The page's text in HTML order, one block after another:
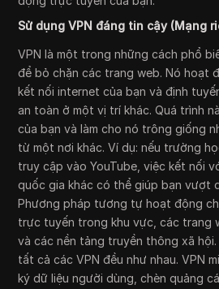
Sử dụng VPN đáng tin cậy (Mạng
VPN là một trong những cách phổ
để bỏ chặn các trang web. Nó hoạt
kết nối internet của bạn và định
an toàn ở một vị trí khác. Quá trình
của bạn và làm cho nó trông giống
từ một nơi khác. Ví dụ: nếu trường
truy cập vào YouTube, việc kết nối
quốc gia khác có thể giúp bạn vượt
Phương pháp tương tự hoạt động
trực tuyến trong khu vực, các trang
và các nền tảng truyền thông xã hội.
tất cả các VPN đều như nhau. VPN
ký dữ liệu người dùng, chèn quảng